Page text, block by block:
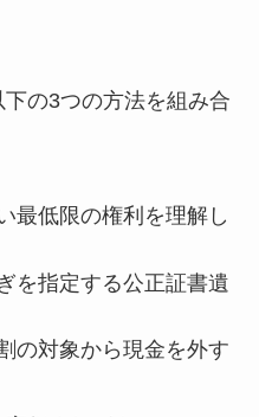
の3つの方法を組み合
最低限の権利を理解し
を指定する公正証書遺
の対象から現金を外す